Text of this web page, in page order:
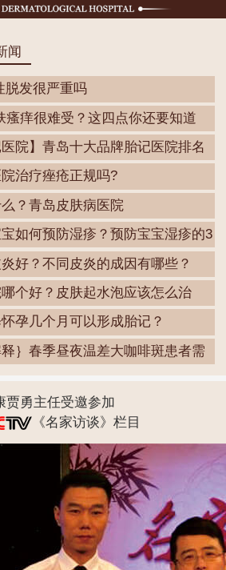
闻
脱发很严重吗
瘙痒很难受？这四点你还要知道
医院】青岛十大品牌胎记医院排名
治疗痤疮正规吗?
？青岛皮肤病医院
如何预防湿疹？预防宝宝湿疹的3
好？不同皮炎的成因有哪些？
个好？皮肤起水泡应该怎么治
孕几个月可以形成胎记？
释｝春季昼夜温差大咖啡斑患者需
贾勇主任受邀参加
《名家访谈》栏目